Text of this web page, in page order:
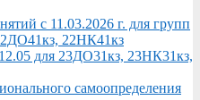
с 11.03.2026 г. для групп
22НК41кз
для 23ДО31кз, 23НК31кз,
самоопределения